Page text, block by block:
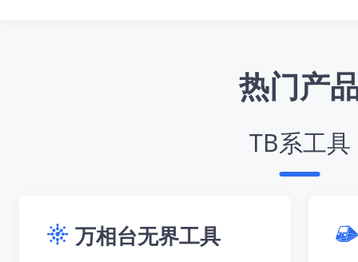
热门产
TB系工具
万相台无界工具